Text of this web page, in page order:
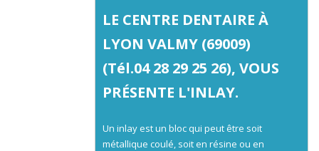
LE CENTRE DENTAIRE À
LYON VALMY (69009)
(Tél.04 28 29 25 26), VOUS
PRÉSENTE L'INLAY.
Un inlay est un bloc qui peut être soit
métallique coulé, soit en résine ou en